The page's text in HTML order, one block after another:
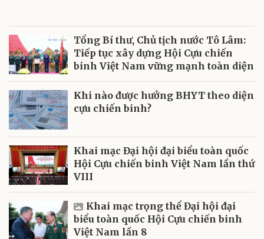
Tổng Bí thư, Chủ tịch nước Tô Lâm:
Tiếp tục xây dựng Hội Cựu chiến
binh Việt Nam vững mạnh toàn diện
Khi nào được hưởng BHYT theo diện
cựu chiến binh?
Khai mạc Đại hội đại biểu toàn quốc
Hội Cựu chiến binh Việt Nam lần thứ
VIII
Khai mạc trọng thể Đại hội đại
biểu toàn quốc Hội Cựu chiến binh
Việt Nam lần 8